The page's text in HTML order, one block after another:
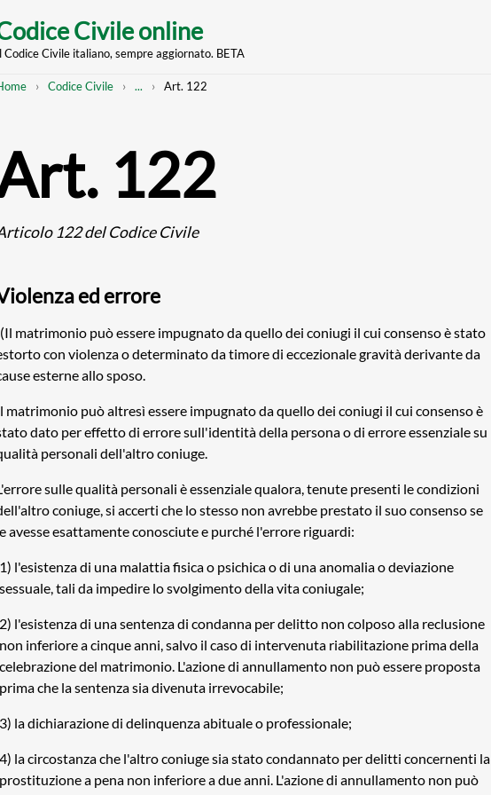
Civile online
Codice Civile italiano, sempre aggiornato. BETA
Codice Civile
Mostra
... Art. 122
122
122 del Codice Civile
ed errore
matrimonio può essere impugnato da quello dei coniugi il cui consenso è stato
con violenza o determinato da timore di eccezionale gravità derivante da
esterne allo sposo.
matrimonio può altresì essere impugnato da quello dei coniugi il cui consenso è
dato per effetto di errore sull'identità della persona o di errore essenziale su
personali dell'altro coniuge.
sulle qualità personali è essenziale qualora, tenute presenti le condizioni
coniuge, si accerti che lo stesso non avrebbe prestato il suo consenso se
avesse esattamente conosciute e purché l'errore riguardi:
1) l'esistenza di una malattia fisica o psichica o di una anomalia o deviazione
sessuale, tali da impedire lo svolgimento della vita coniugale;
2) l'esistenza di una sentenza di condanna per delitto non colposo alla reclusione
non inferiore a cinque anni, salvo il caso di intervenuta riabilitazione prima della
celebrazione del matrimonio. L'azione di annullamento non può essere proposta
prima che la sentenza sia divenuta irrevocabile;
3) la dichiarazione di delinquenza abituale o professionale;
4) la circostanza che l'altro coniuge sia stato condannato per delitti concernenti la
prostituzione a pena non inferiore a due anni. L'azione di annullamento non può